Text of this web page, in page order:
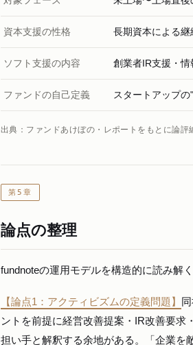
資本支援の性格 長期資本による継
ソフト支援の内容 創業者IR支援・
ファンドの自己定義 スタートアップ
出典：ファンドあけぼの・レポートをもとに論評
第5章
論点の整理
fundnoteの運用モデルを構造的に読み解
【論点1：アクティビズムの定義問題】
ントを前提に経営改善提案・IR改善要
担い手と解釈する余地がある。「企業を